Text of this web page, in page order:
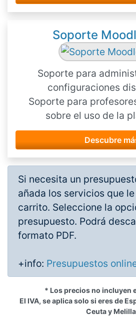
Soporte
Soporte para
configuraciones
Soporte para
sobre el uso de la
Descubre
Si necesita un
añada los servicios que
carrito. Seleccione la
presupuesto. Podrá
formato PDF.
+info: Presupuestos
* Los precios no incluyen
El IVA, se aplica solo si eres de
Ceuta y